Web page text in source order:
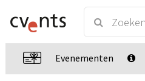
Evenementen